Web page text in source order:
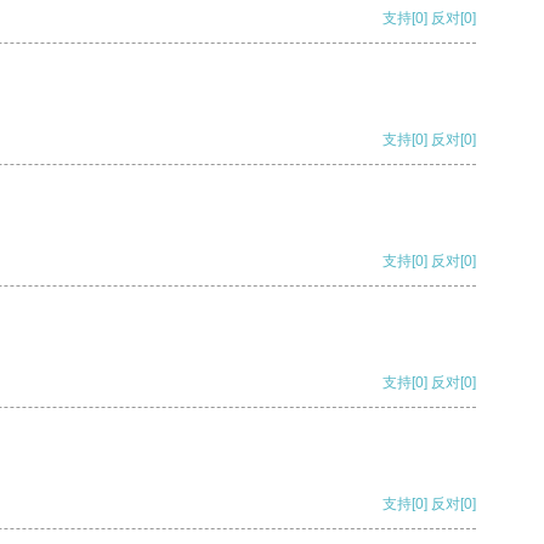
支持[0] 反对[0]
支持[0] 反对[0]
支持[0] 反对[0]
支持[0] 反对[0]
支持[0] 反对[0]